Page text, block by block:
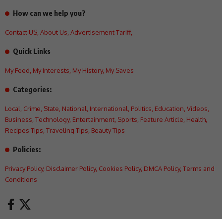
How can we help you?
Contact US, About Us, Advertisement Tariff,
Quick Links
My Feed, My Interests, My History, My Saves
Categories:
Local, Crime, State, National, International, Politics, Education, Videos,
Business, Technology, Entertainment, Sports, Feature Article, Health,
Recipes Tips, Traveling Tips, Beauty Tips
Policies:
Privacy Policy, Disclaimer Policy, Cookies Policy, DMCA Policy, Terms and
Conditions